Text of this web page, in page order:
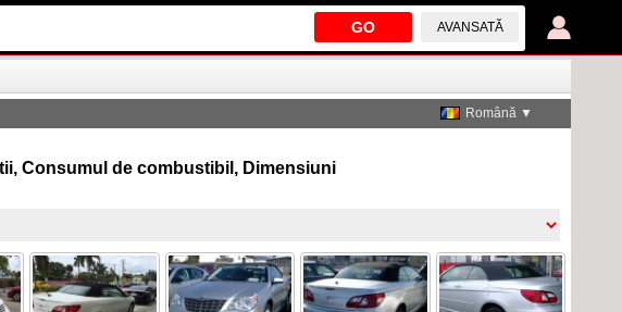
GO AVANSATĂ
Română ▼
Consumul de combustibil, Dimensiuni